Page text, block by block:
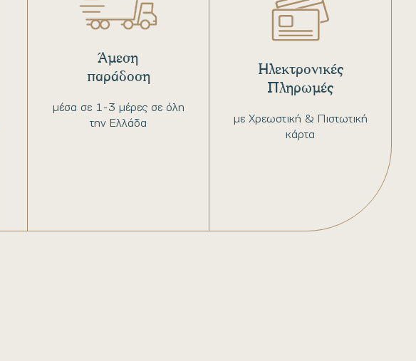
μέσα σε 1-3 μέρες σε όλη
την Ελλάδα
Άμεση
παράδοση
με Χρεωστική & Πιστωτική
κάρτα
Ηλεκτρονικές
Πληρωμές